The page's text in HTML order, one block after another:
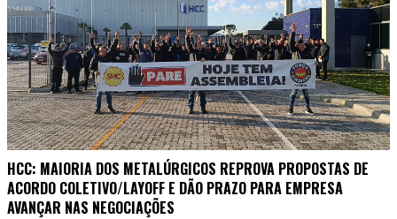
HCC: MAIORIA DOS METALÚRGICOS REPROVA PROPOSTAS DE
ACORDO COLETIVO/LAYOFF E DÃO PRAZO PARA EMPRESA
AVANÇAR NAS NEGOCIAÇÕES